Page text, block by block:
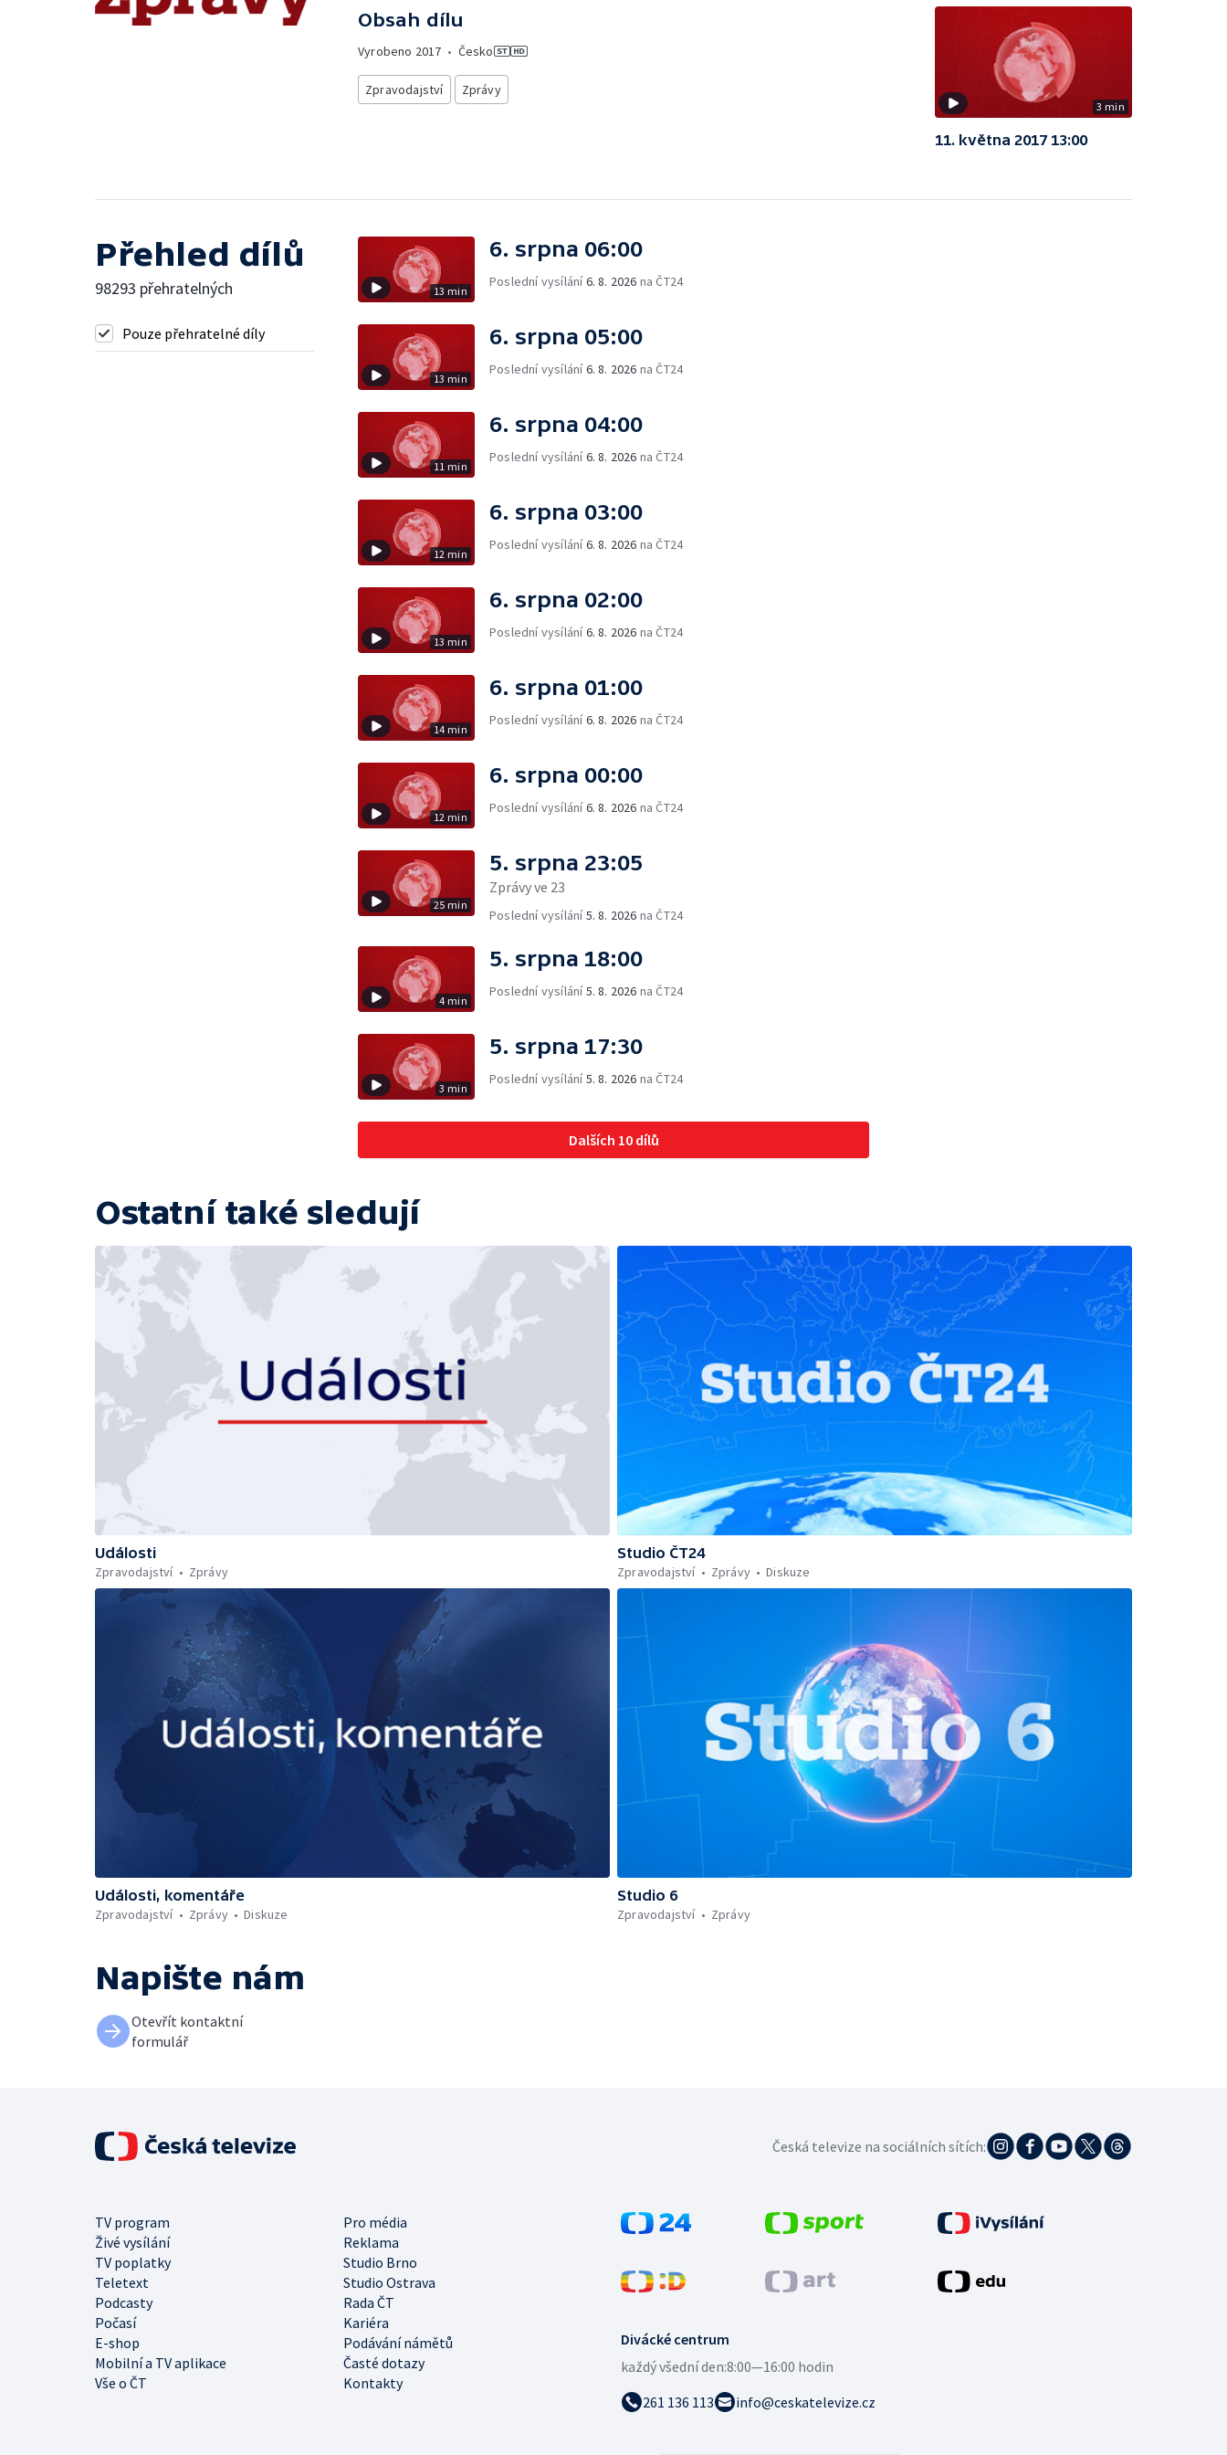
Obsah dílu
Vyrobeno 2017 • Česko
Zpravodajství Zprávy
3 min
11. května 2017 13:00
Přehled dílů
98293 přehratelných
Pouze přehratelné díly
13 min
6. srpna 06:00
Poslední vysílání6. 8. 2026 na ČT24
13 min
6. srpna 05:00
Poslední vysílání6. 8. 2026 na ČT24
11 min
6. srpna 04:00
Poslední vysílání6. 8. 2026 na ČT24
12 min
6. srpna 03:00
Poslední vysílání6. 8. 2026 na ČT24
13 min
6. srpna 02:00
Poslední vysílání6. 8. 2026 na ČT24
14 min
6. srpna 01:00
Poslední vysílání6. 8. 2026 na ČT24
12 min
6. srpna 00:00
Poslední vysílání6. 8. 2026 na ČT24
25 min
5. srpna 23:05
Zprávy ve 23
Poslední vysílání5. 8. 2026 na ČT24
4 min
5. srpna 18:00
Poslední vysílání5. 8. 2026 na ČT24
3 min
5. srpna 17:30
Poslední vysílání5. 8. 2026 na ČT24
Dalších 10 dílů
Ostatní také sledují
Události
Zpravodajství
Zprávy
Studio ČT24
Zpravodajství
Zprávy Diskuze
Události, komentáře
Zpravodajství
Zprávy Diskuze
Studio 6
Zpravodajství
Zprávy
Napište nám
Otevřít kontaktní
formulář
Divácké centrum
každý všední den:8:00—16:00 hodin
261 136 113
info@ceskatelevize.cz
TV program
Pro média
Živé vysílání
Reklama
TV poplatky
Studio Brno
Teletext
Studio Ostrava
Podcasty
Rada ČT
Počasí
Kariéra
E-shop
Podávání námětů
Mobilní a TV aplikace
Časté dotazy
Vše o ČT
Kontakty
Česká televize na sociálních sítích: